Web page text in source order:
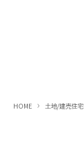
HOME 土地/建売住宅